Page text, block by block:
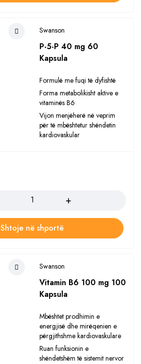
Swanson
P-5-P 40 mg 60
Kapsula
Formulë me fuqi të dyfishtë
Forma metabolikisht aktive e
vitaminës B6
Vijon menjëherë në veprim
për të mbështetur shëndetin
kardiovaskular
Shtoje në shportë
Swanson
Vitamin B6 100 mg 100
Kapsula
Mbështet prodhimin e
energjisë dhe mirëqenien e
përgjithshme kardiovaskulare
Ruan funksionin e
shëndetshëm të sistemit nervor